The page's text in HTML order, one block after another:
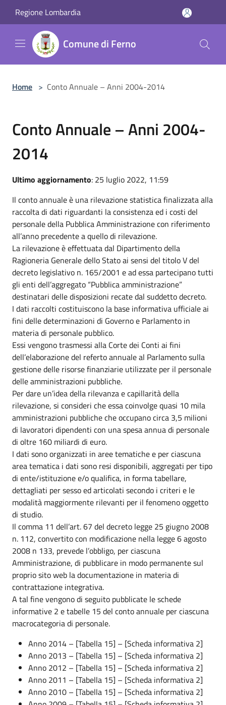
Regione Lombardia
Comune di Ferno
Home > Conto Annuale – Anni 2004-2014
Conto Annuale – Anni 2004-
2014
Ultimo aggiornamento: 25 luglio 2022, 11:59
Il conto annuale è una rilevazione statistica finalizzata alla
raccolta di dati riguardanti la consistenza ed i costi del
personale della Pubblica Amministrazione con riferimento
all’anno precedente a quello di rilevazione.
La rilevazione è effettuata dal Dipartimento della
Ragioneria Generale dello Stato ai sensi del titolo V del
decreto legislativo n. 165/2001 e ad essa partecipano tutti
gli enti dell’aggregato “Pubblica amministrazione”
destinatari delle disposizioni recate dal suddetto decreto.
I dati raccolti costituiscono la base informativa ufficiale ai
fini delle determinazioni di Governo e Parlamento in
materia di personale pubblico.
Essi vengono trasmessi alla Corte dei Conti ai fini
dell’elaborazione del referto annuale al Parlamento sulla
gestione delle risorse finanziarie utilizzate per il personale
delle amministrazioni pubbliche.
Per dare un’idea della rilevanza e capillarità della
rilevazione, si consideri che essa coinvolge quasi 10 mila
amministrazioni pubbliche che occupano circa 3,5 milioni
di lavoratori dipendenti con una spesa annua di personale
di oltre 160 miliardi di euro.
I dati sono organizzati in aree tematiche e per ciascuna
area tematica i dati sono resi disponibili, aggregati per tipo
di ente/istituzione e/o qualifica, in forma tabellare,
dettagliati per sesso ed articolati secondo i criteri e le
modalità maggiormente rilevanti per il fenomeno oggetto
di studio.
Il comma 11 dell’art. 67 del decreto legge 25 giugno 2008
n. 112, convertito con modificazione nella legge 6 agosto
2008 n 133, prevede l’obbligo, per ciascuna
Amministrazione, di pubblicare in modo permanente sul
proprio sito web la documentazione in materia di
contrattazione integrativa.
A tal fine vengono di seguito pubblicate le schede
informative 2 e tabelle 15 del conto annuale per ciascuna
macrocategoria di personale.
Anno 2014 – [Tabella 15] – [Scheda informativa 2]
Anno 2013 – [Tabella 15] – [Scheda informativa 2]
Anno 2012 – [Tabella 15] – [Scheda informativa 2]
Anno 2011 – [Tabella 15] – [Scheda informativa 2]
Anno 2010 – [Tabella 15] – [Scheda informativa 2]